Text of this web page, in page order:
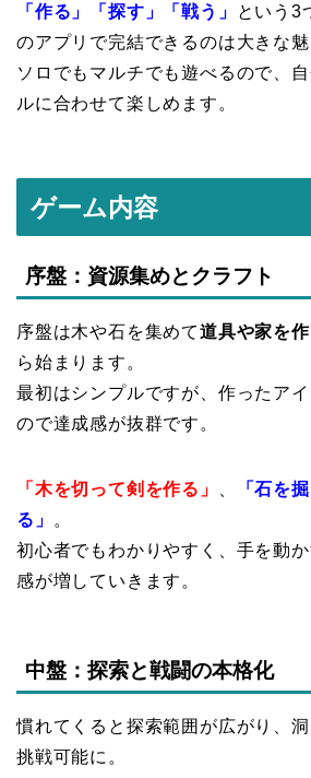
「作る」「探す」「戦う」
という3
のアプリで完結できるのは大きな魅
ソロでもマルチでも遊べるので、
ルに合わせて楽しめます。
ゲーム内容
序盤：資源集めとクラフト
序盤は木や石を集めて道具や家を
ら始まります。
最初はシンプルですが、作ったア
ので達成感が抜群です。
「木を切って剣を作る」
「石を
る」
。
初心者でもわかりやすく、手を動
感が増していきます。
中盤：探索と戦闘の本格化
慣れてくると探索範囲が広がり、
挑戦可能に。